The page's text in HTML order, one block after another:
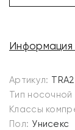
Артикул: TRA2
Тип носочной
Классы
Пол: Унисекс